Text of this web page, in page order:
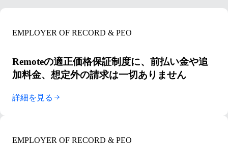
EMPLOYER OF RECORD & PEO
Remoteの適正価格保証制度に、前払い金や追
加料金、想定外の請求は一切ありません
詳細を見る
EMPLOYER OF RECORD & PEO